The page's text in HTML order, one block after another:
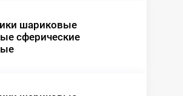
шариковые
сферические